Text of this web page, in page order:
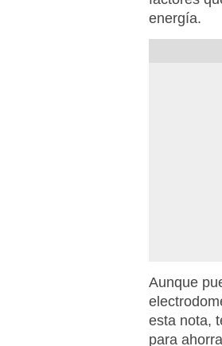
energía.
Aunque
esta nota,
para